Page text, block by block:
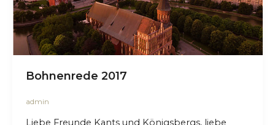
Bohnenrede 2017
admin
Liebe Freunde Kants und Königsbergs, liebe